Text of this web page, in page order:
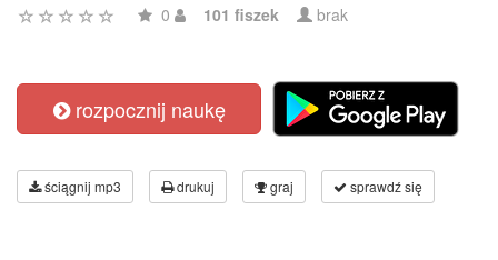
0 101 fiszek brak
rozpocznij naukę
ściągnij mp3 drukuj graj sprawdź się